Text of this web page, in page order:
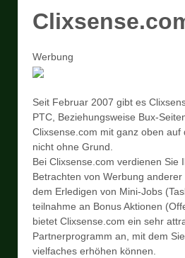
Werbung
Seit Februar 2007 gibt es
PTC, Beziehungsweise Bux-
Clixsense.com mit ganz oben auf
nicht ohne Grund.
Bei Clixsense.com verdienen Sie
Betrachten von Werbung
dem Erledigen von Mini-Jobs
teilnahme an Bonus Aktionen
bietet Clixsense.com ein sehr
Partnerprogramm an, mit dem
vielfaches erhöhen können.